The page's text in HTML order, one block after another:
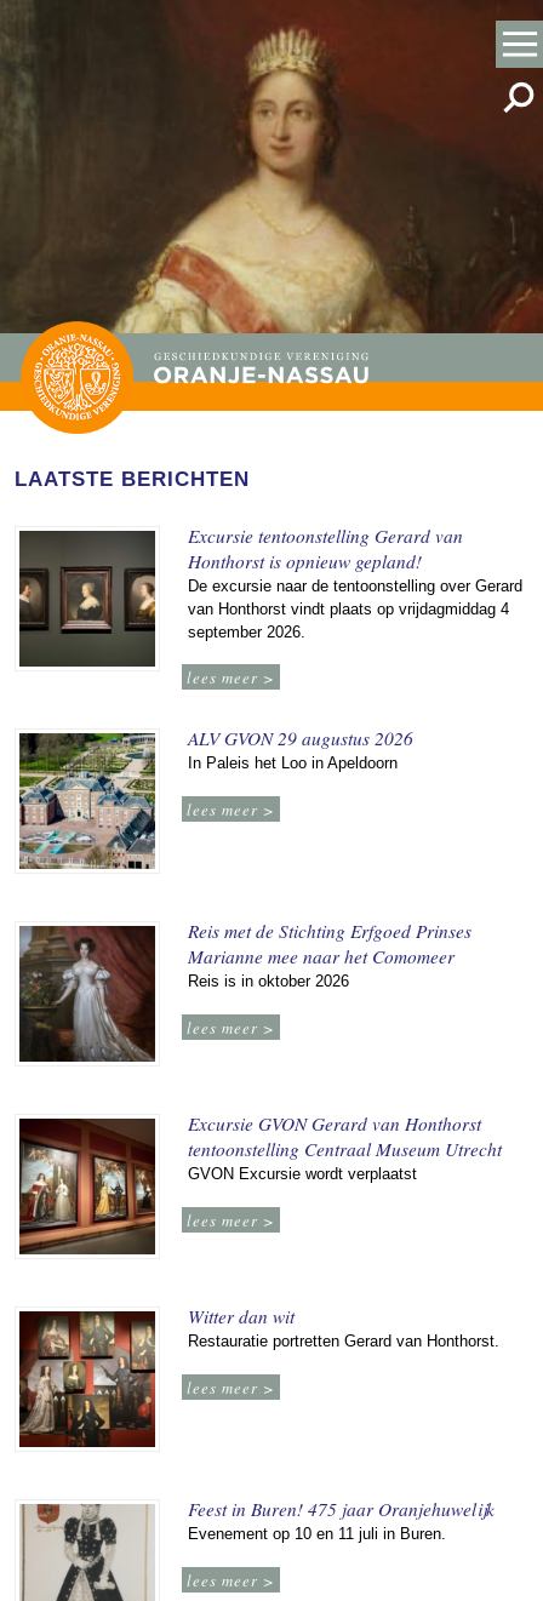
LAATSTE BERICHTEN
Excursie tentoonstelling Gerard van
Honthorst is opnieuw gepland!
De excursie naar de tentoonstelling over Gerard
van Honthorst vindt plaats op vrijdagmiddag 4
september 2026.
lees meer >
ALV GVON 29 augustus 2026
In Paleis het Loo in Apeldoorn
lees meer >
Reis met de Stichting Erfgoed Prinses
Marianne mee naar het Comomeer
Reis is in oktober 2026
lees meer >
Excursie GVON Gerard van Honthorst
tentoonstelling Centraal Museum Utrecht
GVON Excursie wordt verplaatst
lees meer >
Witter dan wit
Restauratie portretten Gerard van Honthorst.
lees meer >
Feest in Buren! 475 jaar Oranjehuwelijk
Evenement op 10 en 11 juli in Buren.
lees meer >